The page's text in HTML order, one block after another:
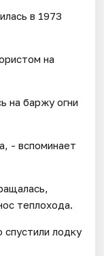
в 1973
на
на баржу огни
- вспоминает
теплохода.
лодку